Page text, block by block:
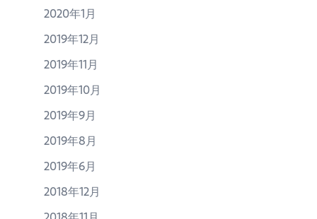
2020年1月
2019年12月
2019年11月
2019年10月
2019年9月
2019年8月
2019年6月
2018年12月